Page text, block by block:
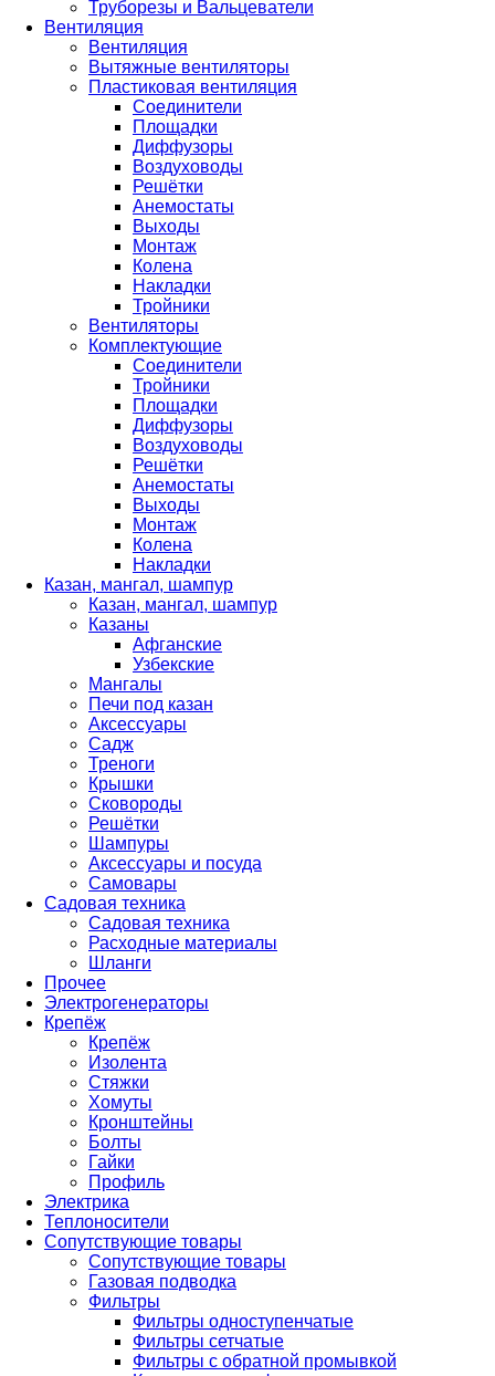
Труборезы и Вальцеватели
Вентиляция
Вентиляция
Вытяжные вентиляторы
Пластиковая вентиляция
Соединители
Площадки
Диффузоры
Воздуховоды
Решётки
Анемостаты
Выходы
Монтаж
Колена
Накладки
Тройники
Вентиляторы
Комплектующие
Соединители
Тройники
Площадки
Диффузоры
Воздуховоды
Решётки
Анемостаты
Выходы
Монтаж
Колена
Накладки
Казан, мангал, шампур
Казан, мангал, шампур
Казаны
Афганские
Узбекские
Мангалы
Печи под казан
Аксессуары
Садж
Треноги
Крышки
Сковороды
Решётки
Шампуры
Аксессуары и посуда
Самовары
Садовая техника
Садовая техника
Расходные материалы
Шланги
Прочее
Электрогенераторы
Крепёж
Крепёж
Изолента
Стяжки
Хомуты
Кронштейны
Болты
Гайки
Профиль
Электрика
Теплоносители
Сопутствующие товары
Сопутствующие товары
Газовая подводка
Фильтры
Фильтры одноступенчатые
Фильтры сетчатые
Фильтры с обратной промывкой